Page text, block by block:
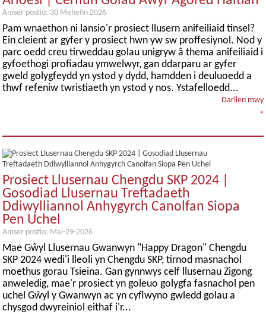
Amser postio: 30 Mehefin 2026
Pam wnaethon ni lansio'r prosiect llusern anifeiliaid tinsel?
Ein cleient ar gyfer y prosiect hwn yw sw proffesiynol. Nod y
parc oedd creu tirweddau golau unigryw â thema anifeiliaid i
gyfoethogi profiadau ymwelwyr, gan ddarparu ar gyfer
gweld golygfeydd yn ystod y dydd, hamdden i deuluoedd a
thwf refeniw twristiaeth yn ystod y nos. Ystafelloedd...
Darllen mwy
»
Prosiect Llusernau Chengdu SKP 2024 |
Gosodiad Llusernau Treftadaeth
Ddiwylliannol Anhygyrch Canolfan Siopa
Pen Uchel
Amser postio: Mai-29-2026
Mae Gŵyl Llusernau Gwanwyn "Happy Dragon" Chengdu
SKP 2024 wedi'i lleoli yn Chengdu SKP, tirnod masnachol
moethus gorau Tsieina. Gan gynnwys celf llusernau Zigong
anweledig, mae'r prosiect yn goleuo golygfa fasnachol pen
uchel Gŵyl y Gwanwyn ac yn cyflwyno gwledd golau a
chysgod dwyreiniol eithaf i'r...